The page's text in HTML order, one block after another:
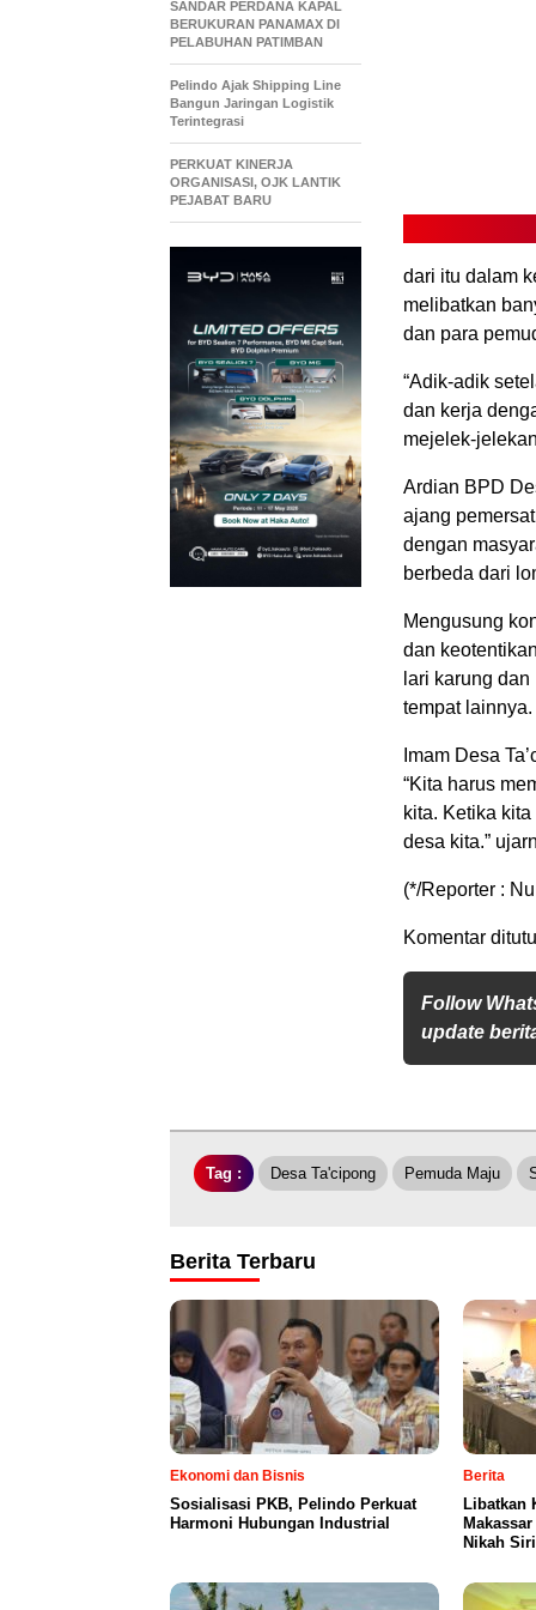
dari itu dalam
melibatkan
dan para
“Adik-adik
dan kerja
mejelek-
Ardian BPD
ajang
dengan
berbeda dari
Mengusung
dan
lari karung
tempat lainnya.
Imam Desa
“Kita harus
kita. Ketika
desa kita.”
(*/Reporter :
Komentar
Follow
update
SANDAR PERDANA KAPAL
BERUKURAN PANAMAX DI
PELABUHAN PATIMBAN
Pelindo Ajak Shipping Line
Bangun Jaringan Logistik
Terintegrasi
PERKUAT KINERJA
ORGANISASI, OJK LANTIK
PEJABAT BARU
Tag : Desa Ta'cipong Pemuda Maju
Berita Terbaru
Ekonomi dan Bisnis
Sosialisasi PKB, Pelindo Perkuat
Harmoni Hubungan Industrial
Berita
Libatkan
Nikah